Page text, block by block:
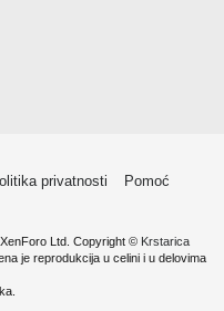
privatnosti
Pomoć
Ltd. Copyright © Krstarica
je reprodukcija u celini i u delovima